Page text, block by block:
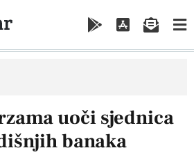
uoči sjednica
banaka